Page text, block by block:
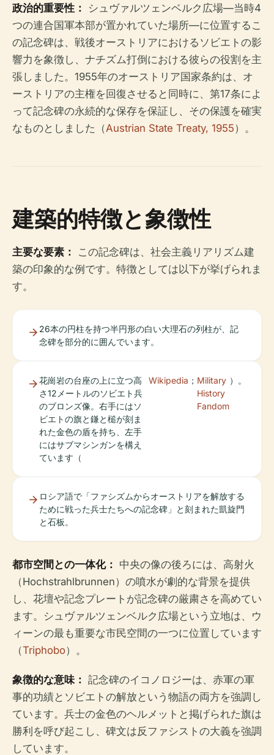
政治的重要性：
シュヴァルツェンベルク広場—当時4
つの連合国軍本部が置かれていた場所—に位置するこ
の記念碑は、戦後オーストリアにおけるソビエトの影
響力を象徴し、ナチズム打倒における彼らの役割を主
張しました。1955年のオーストリア国家条約は、オ
ーストリアの主権を回復させると同時に、第17条によ
って記念碑の永続的な保存を保証し、その保護を確実
なものとしました（Austrian State Treaty, 1955）。
建築的特徴と象徴性
主要な要素：
この記念碑は、社会主義リアリズム建
築の印象的な例です。特徴としては以下が挙げられま
す。
26本の円柱を持つ半円形の白い大理石の列柱が、記
念碑を部分的に囲んでいます。
花崗岩の台座の上に立つ高
さ12メートルのソビエト兵
のブロンズ像。右手にはソ
ビエトの旗と鎌と槌が刻ま
れた金色の盾を持ち、左手
にはサブマシンガンを構え
ています（
Wikipedia ； Military
History
Fandom
）。
ロシア語で「ファシズムからオーストリアを解放する
ために戦った兵士たちへの記念碑」と刻まれた凱旋門
と石板。
都市空間との一体化： 中央の像の後ろには、高射火
（Hochstrahlbrunnen）の噴水が劇的な背景を提供
し、花壇や記念プレートが記念碑の厳粛さを高めてい
ます。シュヴァルツェンベルク広場という立地は、ウ
ィーンの最も重要な市民空間の一つに位置しています
（Triphobo）。
象徴的な意味： 記念碑のイコノロジーは、赤軍の軍
事的功績とソビエトの解放という物語の両方を強調し
ています。兵士の金色のヘルメットと掲げられた旗は
勝利を呼び起こし、碑文は反ファシストの大義を強調
しています。